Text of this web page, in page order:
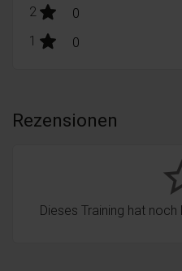
2 stars: 0
Bewertungen
1 stars: 0
Bewertungen
Rezensionen
Dieses Training hat noch